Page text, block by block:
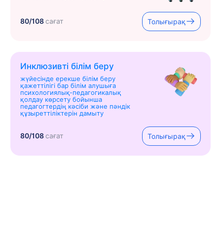
80/108сағат Толығырақ
Инклюзивті білім беру
жүйесінде ерекше білім беру
қажеттілігі бар білім алушыға
психологиялық-педагогикалық
қолдау көрсету бойынша
педагогтердің кәсіби және пәндік
құзыреттіліктерін дамыту
80/108сағат Толығырақ